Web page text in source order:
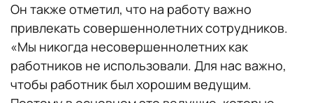
Он также отметил, что на работу важно
привлекать совершеннолетних сотрудников.
«Мы никогда несовершеннолетних как
работников не использовали. Для нас важно,
чтобы работник был хорошим ведущим.